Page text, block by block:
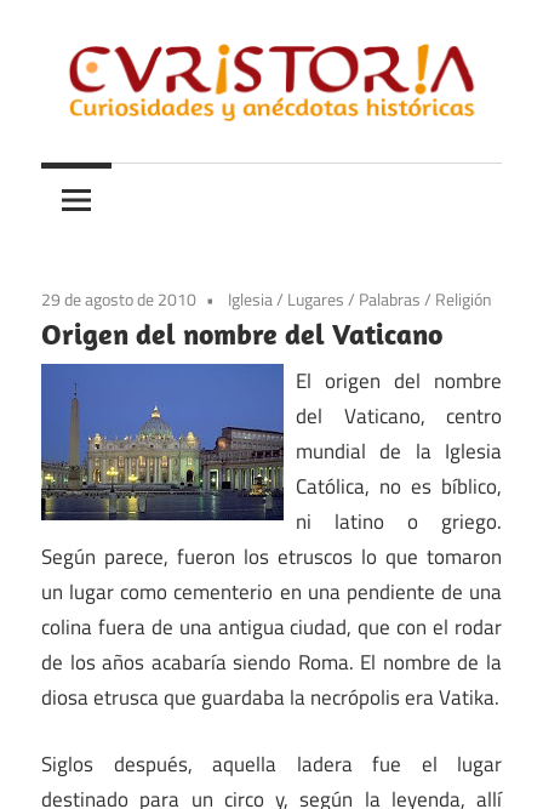
contenido
Curistoria
y
anécdotas
historia
29 de agosto de 2010 Iglesia/ Lugares/ Palabras/ Religión
Origen del nombre del Vaticano
El origen del nombre
del Vaticano, centro
mundial de la Iglesia
Católica, no es bíblico,
ni latino o griego.
Según parece, fueron los etruscos lo que tomaron
un lugar como cementerio en una pendiente de una
colina fuera de una antigua ciudad, que con el rodar
de los años acabaría siendo Roma. El nombre de la
diosa etrusca que guardaba la necrópolis era Vatika.
Siglos después, aquella ladera fue el lugar
destinado para un circo y, según la leyenda, allí